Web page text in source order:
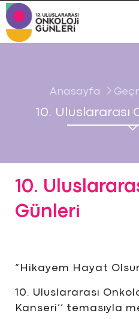
Anasayfa
10. Uluslararası
10.
Günleri
“Hikayem Hayat
10. Uluslararası
Kanseri’’ temasıyla